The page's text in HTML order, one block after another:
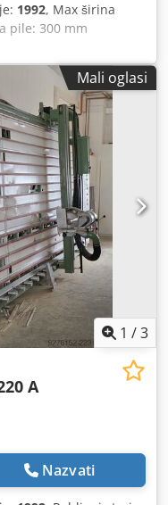
1992, Max širina
pile: 300 mm
zakretanje
izvlačenje
kW Cjdjvvkq Tepfx
Mali oglasi
1 /3
A
Nazvati